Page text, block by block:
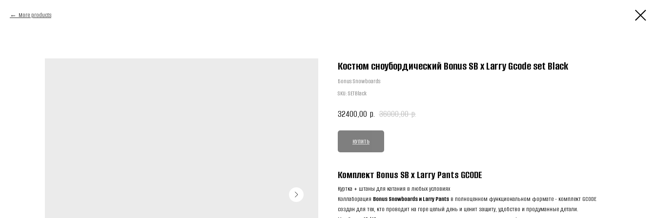
More products
Костюм сноубордический Bonus SB x Larry Gcode set Black
Бonus Snowboards
SKU:SETBlack
32400,00 р. 36000,00 р.
КУПИТЬ
Комплект Bonus SB x Larry Pants GCODE
Куртка + штаны для катания в любых условиях
Коллаборация Bonus Snowboards и Larry Pants в полноценном функциональном формате - комплект GCODE
создан для тех, кто проводит на горе целый день и ценит защиту, удобство и продуманные детали.